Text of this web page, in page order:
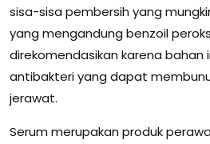
sisa-sisa pembersih yang
yang mengandung benzoil
direkomendasikan karena bahan
antibakteri yang dapat
jerawat.
Serum merupakan produk